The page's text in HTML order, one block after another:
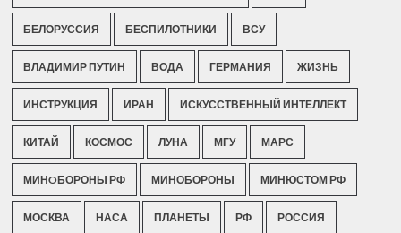
БЕЛОРУССИЯ БЕСПИЛОТНИКИ ВСУ
ВЛАДИМИР ПУТИН ВОДА ГЕРМАНИЯ ЖИЗНЬ
ИНСТРУКЦИЯ ИРАН ИСКУССТВЕННЫЙ ИНТЕЛЛЕКТ
КИТАЙ КОСМОС ЛУНА МГУ МАРС
МИНOБОРОНЫ РФ МИНОБОРОНЫ МИНЮСТОМ РФ
МОСКВА НАСА ПЛАНЕТЫ РФ РОССИЯ